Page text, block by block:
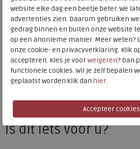
Birkenstock
Toon alles vanBirkenstock
Naar alleslippers
Is dit iets voor u?
website elke dag een beetje beter. We
advertenties zien. Daarom gebruiken
gedrag binnen en buiten onze website
op een anonieme manier. Meer weten?
onze cookie- en privacyverklaring. Klik
accepteren. Kies je voorweigeren? Dan
functionele cookies. Wil je zelf bepalen
geplaatst worden klik dan hier.